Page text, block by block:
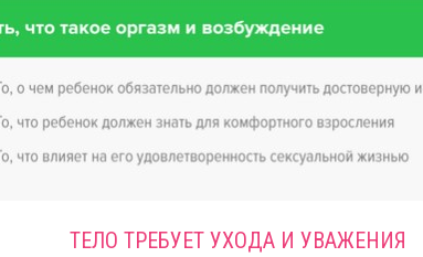
ТЕЛО ТРЕБУЕТ УХОДА И УВАЖЕНИЯ